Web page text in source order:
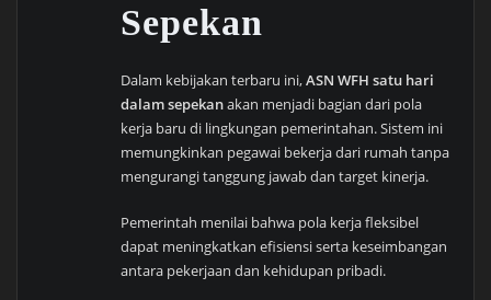
Sepekan
Dalam kebijakan terbaru ini,ASN WFH satu hari
dalam sepekanakan menjadi bagian dari pola
kerja baru di lingkungan pemerintahan. Sistem ini
memungkinkan pegawai bekerja dari rumah tanpa
mengurangi tanggung jawab dan target kinerja.
Pemerintah menilai bahwa pola kerja fleksibel
dapat meningkatkan efisiensi serta keseimbangan
antara pekerjaan dan kehidupan pribadi.